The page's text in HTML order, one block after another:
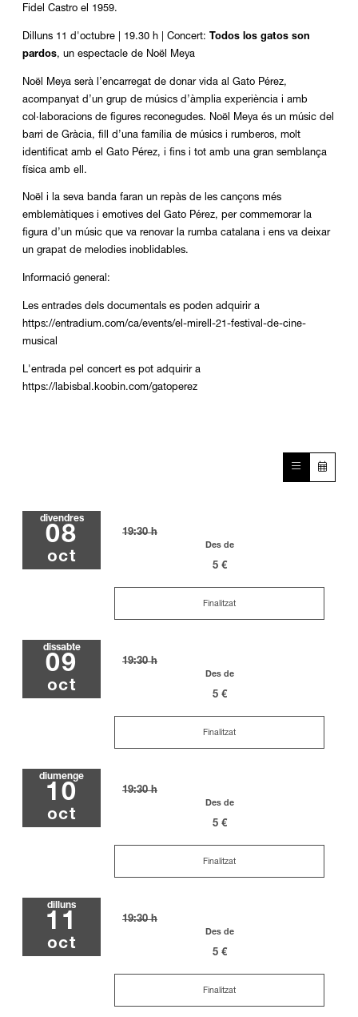
Fidel Castro el 1959.
Dilluns 11 d'octubre | 19.30 h | Concert: Todos los gatos son
pardos, un espectacle de Noël Meya
Noël Meya serà l’encarregat de donar vida al Gato Pérez,
acompanyat d’un grup de músics d’àmplia experiència i amb
col·laboracions de figures reconegudes. Noël Meya és un músic del
barri de Gràcia, fill d’una família de músics i rumberos, molt
identificat amb el Gato Pérez, i fins i tot amb una gran semblança
física amb ell.
Noël i la seva banda faran un repàs de les cançons més
emblemàtiques i emotives del Gato Pérez, per commemorar la
figura d’un músic que va renovar la rumba catalana i ens va deixar
un grapat de melodies inoblidables.
Informació general:
Les entrades dels documentals es poden adquirir a
https://entradium.com/ca/events/el-mirell-21-festival-de-cine-
musical
L'entrada pel concert es pot adquirir a
https://labisbal.koobin.com/gatoperez
divendres
08
oct
19:30 h
Des de
5 €
Finalitzat
dissabte
09
oct
19:30 h
Des de
5 €
Finalitzat
diumenge
10
oct
19:30 h
Des de
5 €
Finalitzat
dilluns
11
oct
19:30 h
Des de
5 €
Finalitzat